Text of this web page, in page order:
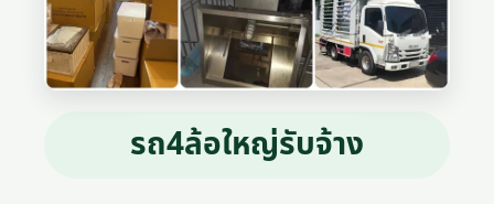
รถ4ล้อใหญ่รับจ้าง